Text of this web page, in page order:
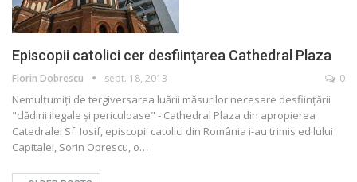
Episcopii catolici cer desfiinţarea Cathedral Plaza
Florin Dobrescu sept. 18, 2013 0
Nemulţumiţi de tergiversarea luării măsurilor necesare desfiinţării
"clădirii ilegale şi periculoase" - Cathedral Plaza din apropierea
Catedralei Sf. Iosif, episcopii catolici din România i-au trimis edilului
Capitalei, Sorin Oprescu, o…